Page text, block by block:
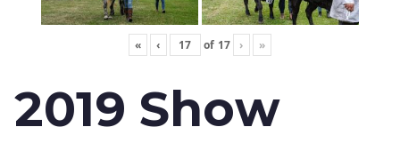
« ‹ of 17 › »
2019 Show